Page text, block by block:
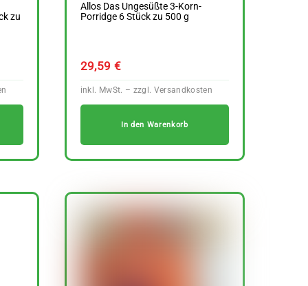
zu
Allos Das Ungesüßte 3-Korn-
Porridge 6 Stück zu 500 g
29,59 €
In den Warenkorb